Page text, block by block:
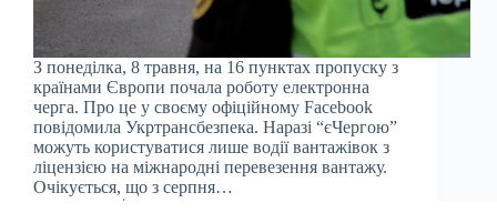
З понеділка, 8 травня, на 16 пунктах пропуску з
країнами Європи почала роботу електронна
черга. Про це у своєму офіційному Facebook
повідомила Укртрансбезпека. Наразі “єЧергою”
можуть користуватися лише водії вантажівок з
ліцензією на міжнародні перевезення вантажу.
Очікується, що з серпня…